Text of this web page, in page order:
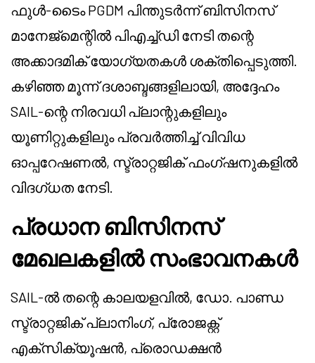
ഫുൾ-ടൈം PGDM പിന്തുടർന്ന് ബിസിനസ്
മാനേജ്മെന്റിൽ പിഎച്ച്ഡി നേടി തന്റെ
അക്കാദമിക് യോഗ്യതകൾ ശക്തിപ്പെടുത്തി.
കഴിഞ്ഞ മൂന്ന് ദശാബ്ദങ്ങളിലായി, അദ്ദേഹം
SAIL-ന്റെ നിരവധി പ്ലാന്റുകളിലും
യൂണിറ്റുകളിലും പ്രവർത്തിച്ച് വിവിധ
ഓപ്പറേഷണൽ, സ്ട്രാറ്റജിക് ഫംഗ്ഷനുകളിൽ
വിദഗ്ധത നേടി.
പ്രധാന ബിസിനസ്
മേഖലകളിൽ സംഭാവനകൾ
SAIL-ൽ തന്റെ കാലയളവിൽ, ഡോ. പാണ്ഡ
സ്ട്രാറ്റജിക് പ്ലാനിംഗ്, പ്രോജക്റ്റ്
എക്സിക്യൂഷൻ, പ്രൊഡക്ഷൻ